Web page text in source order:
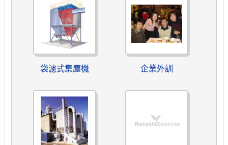
袋濾式集塵機 企業外訓